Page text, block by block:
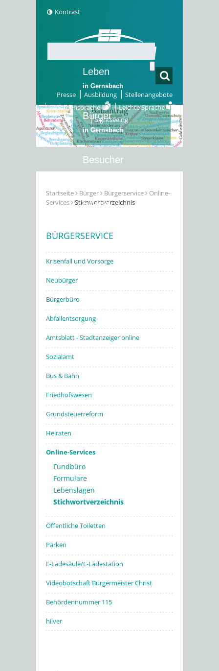
Kontrast
Presse Ausbildung
Stellenangebote
Gebärdensprache
Leichte Sprache
Sightseeing
Leben
in Gernsbach
Bürger
in Gernsbach
Besucher
Erleben
Startseite Bürger Bürgerservice
Online-
Services
Stichwortverzeichnis
BÜRGERSERVICE
Krisenfall und Vorsorge
Neubürger
Bürgerbüro
Abfallentsorgung
Amtsblatt - Stadtanzeiger online
Sozialamt
Bus & Bahn
Friedhofswesen
Grundsteuerreform
Heiraten
Online-Services
Fundbüro
Formulare
Lebenslagen
Stichwortverzeichnis
Öffentliche Toiletten
Parken
E-Ladesäule/E-Ladestation
Videobotschaft Bürgermeister Christ
Behördennummer 115
hilver